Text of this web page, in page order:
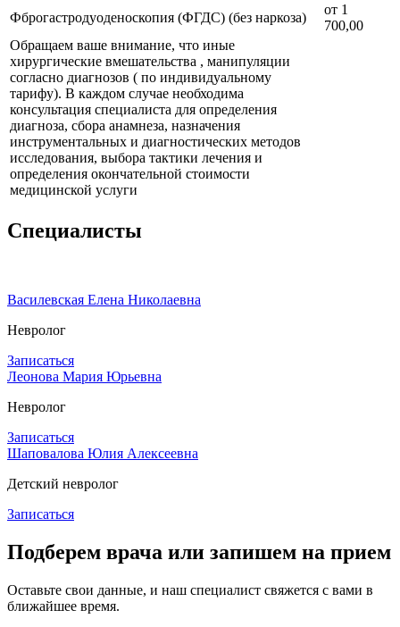
Фброгастродуоденоскопия (ФГДС) (без наркоза)
от 1
700,00
Обращаем ваше внимание, что иные
хирургические вмешательства , манипуляции
согласно диагнозов ( по индивидуальному
тарифу). В каждом случае необходима
консультация специалиста для определения
диагноза, сбора анамнеза, назначения
инструментальных и диагностических методов
исследования, выбора тактики лечения и
определения окончательной стоимости
медицинской услуги
Специалисты
Василевская Елена Николаевна
Невролог
Записаться
Леонова Мария Юрьевна
Невролог
Записаться
Шаповалова Юлия Алексеевна
Детский невролог
Записаться
Подберем врача или запишем на прием
Оставьте свои данные, и наш специалист свяжется с вами в
ближайшее время.